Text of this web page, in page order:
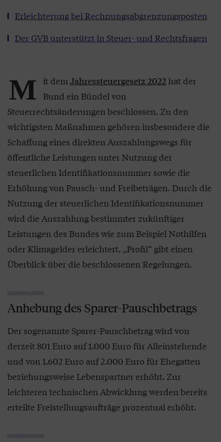
Erleichterung bei Rechnungsabgrenzungsposten
Der GVB unterstützt in Steuer- und Rechtsfragen
M it dem Jahressteuergesetz 2022 hat der
Bund ein Bündel von
Steuerrechtsänderungen beschlossen. Zu den
wichtigsten Maßnahmen gehören insbesondere die
Schaffung eines direkten Auszahlungswegs für
öffentliche Leistungen unter Nutzung der
steuerlichen Identifikationsnummer sowie die
Erhöhung von Pausch- und Freibe­trägen. Durch die
Nutzung der steuerlichen Identifikationsnummer
wird die Auszah­lung bestimmter zukünftiger
Leistungen des Bundes wie zum Beispiel Nothilfen
oder Klima­gelder erleichtert. „Profil“ gibt einen
Überblick über die beschlossenen Regelungen.
Anhebung des Sparer-Pauschbetrags
Der sogenannte Sparer-Pauschbetrag wird von
derzeit 801 Euro auf 1.000 Euro für Allein­stehende
und von 1.602 Euro auf 2.000 Euro für Ehegatten
beziehungsweise Lebens­partner erhöht. Zur
leichteren technischen Abwicklung werden bereits
erteilte Freistellungsaufträge prozentual erhöht.